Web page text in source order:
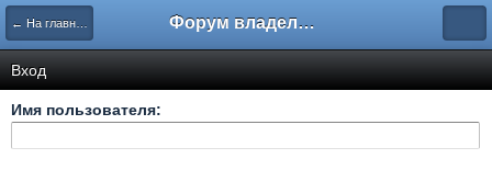
← На главную Форум владельцев интернет-магазинов
Вход
Имя пользователя: